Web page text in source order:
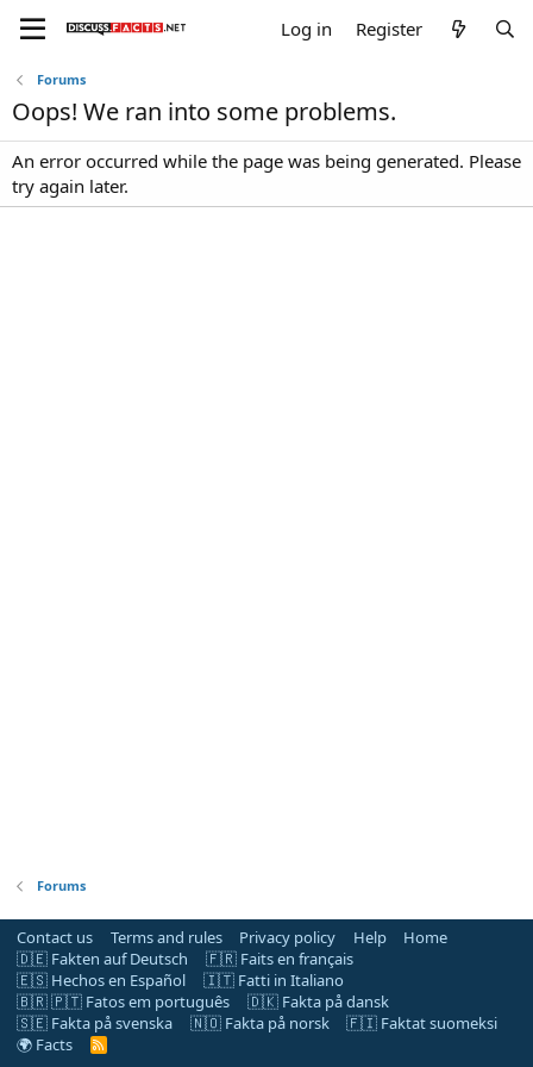
Log in Register
Forums
Oops! We ran into some problems.
An error occurred while the page was being generated. Please
try again later.
Forums
Contact us Terms and rules Privacy policy Help
Home
🇩🇪 Fakten auf Deutsch
🇫🇷 Faits en français
🇪🇸 Hechos en Español
🇮🇹 Fatti in Italiano
🇧🇷 🇵🇹 Fatos em português
🇩🇰 Fakta på dansk
🇸🇪 Fakta på svenska
🇳🇴 Fakta på norsk
🇫🇮 Faktat suomeksi
🌍 Facts
R